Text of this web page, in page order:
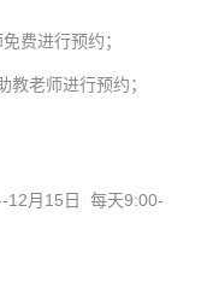
费进行预约；
老师进行预约；
12月15日 每天9:00-